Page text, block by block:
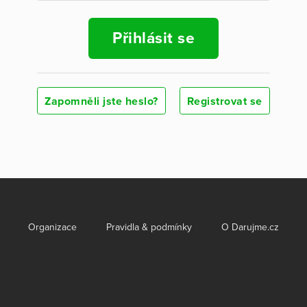
Přihlásit se
Zapomněli jste heslo? Registrovat se
Organizace Pravidla & podmínky O Darujme.cz